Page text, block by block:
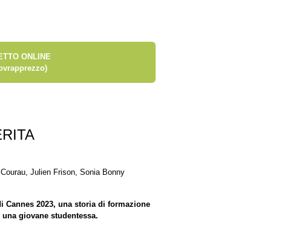
ONLINE
Julien Frison, Sonia Bonny
Cannes 2023, una storia di formazione
giovane studentessa.